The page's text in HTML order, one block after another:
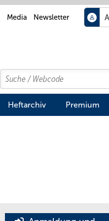
Media Newsletter
Search
Suchen
Heftarchiv Premium